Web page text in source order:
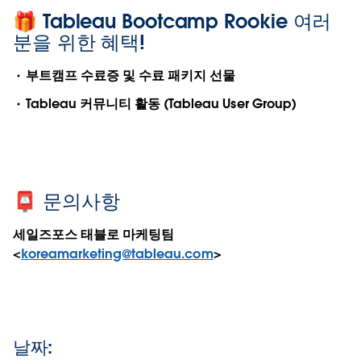
🎁 Tableau Bootcamp Rookie 여러
분을 위한 혜택!
부트캠프 수료증 및 수료 패키지 선물
Tableau 커뮤니티 활동 (Tableau User Group)
📮 문의사항
세일즈포스 태블로 마케팅팀
<koreamarketing@tableau.com>
날짜: